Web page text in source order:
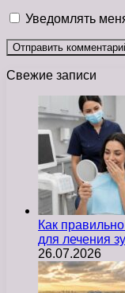
Уведомлять
Свежие записи
Как
для лечения
26.07.2026